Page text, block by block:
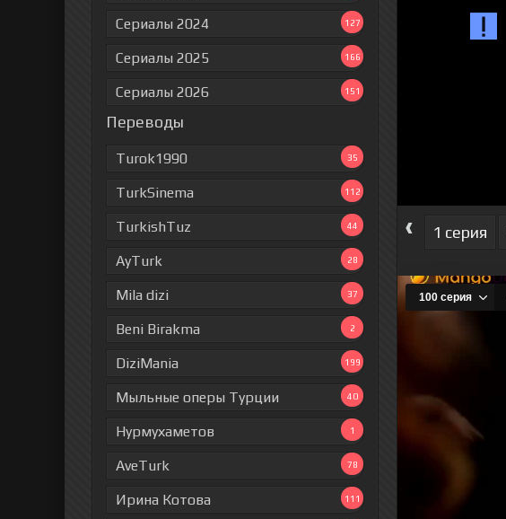
Сериалы 2024 127
Сериалы 2025 166
Сериалы 2026 151
Переводы
Turok1990 35
TurkSinema 112
TurkishTuz 44
AyTurk 28
Mila dizi 37
Beni Birakma 2
DiziMania 199
Мыльные оперы Турции 40
Нурмухаметов 1
AveTurk 78
Ирина Котова 111
‹ 1 серия